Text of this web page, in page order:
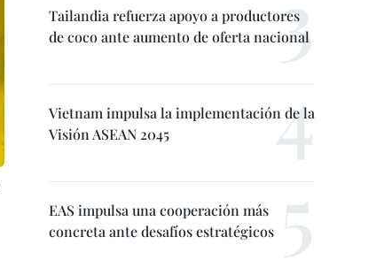
Tailandia refuerza apoyo a productores
de coco ante aumento de oferta nacional
Vietnam impulsa la implementación de la
Visión ASEAN 2045
EAS impulsa una cooperación más
concreta ante desafíos estratégicos